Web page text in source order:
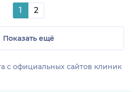
1 2
Показать ещё
c официальных сайтов клиник